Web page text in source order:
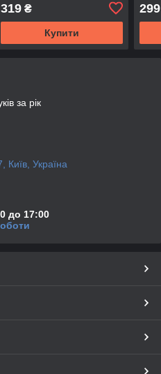
319₴
Купити
299
за рік
Київ, Україна
до 17:00